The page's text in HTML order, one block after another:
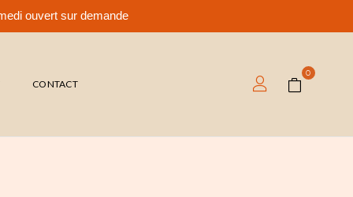
ouvert sur demande
CONTACT
0